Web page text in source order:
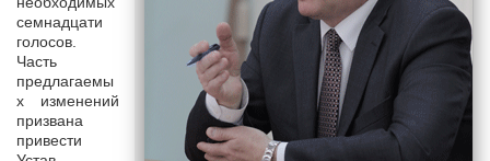
семнадцати
голосов.
Часть
предлагаемы
х изменений
призвана
привести